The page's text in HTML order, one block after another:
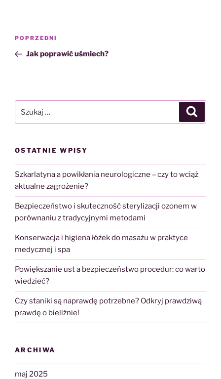
Nawigacja
Poprzedni
wpis
POPRZEDNI
Jak poprawić uśmiech?
OSTATNIE WPISY
Szkarlatyna a powikłania neurologiczne – czy to wciąż
aktualne zagrożenie?
Bezpieczeństwo i skuteczność sterylizacji ozonem w
porównaniu z tradycyjnymi metodami
Konserwacja i higiena łóżek do masażu w praktyce
medycznej i spa
Powiększanie ust a bezpieczeństwo procedur: co warto
wiedzieć?
Czy staniki są naprawdę potrzebne? Odkryj prawdziwą
prawdę o bieliźnie!
ARCHIWA
maj 2025